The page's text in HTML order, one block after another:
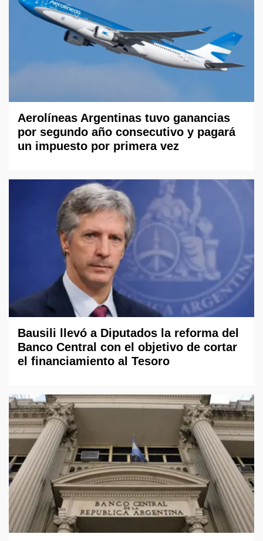
Aerolíneas Argentinas tuvo ganancias
por segundo año consecutivo y pagará
un impuesto por primera vez
Bausili llevó a Diputados la reforma del
Banco Central con el objetivo de cortar
el financiamiento al Tesoro